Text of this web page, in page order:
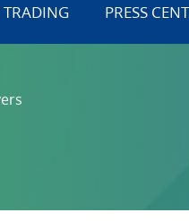
TRADING PRESS